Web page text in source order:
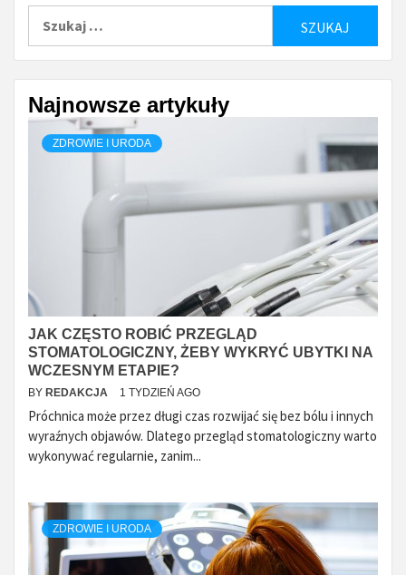
Najnowsze artykuły
ZDROWIE I URODA
JAK CZĘSTO ROBIĆ PRZEGLĄD
STOMATOLOGICZNY, ŻEBY WYKRYĆ UBYTKI NA
WCZESNYM ETAPIE?
BY REDAKCJA 1 TYDZIEŃ AGO
Próchnica może przez długi czas rozwijać się bez bólu i innych
wyraźnych objawów. Dlatego przegląd stomatologiczny warto
wykonywać regularnie, zanim...
ZDROWIE I URODA